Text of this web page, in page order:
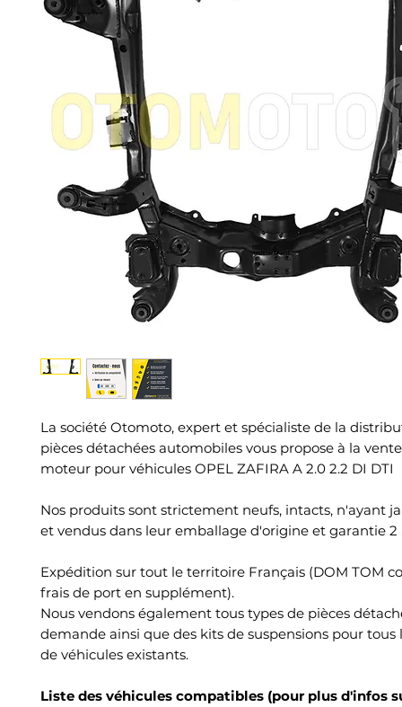
La société Otomoto, expert et spécialiste de la
pièces détachées automobiles vous propose à la
moteur pour véhicules OPEL ZAFIRA A 2.0 2.2 DI DTI
Nos produits sont strictement neufs, intacts, n'ayant
et vendus dans leur emballage d'origine et garantie 2
Expédition sur tout le territoire Français (DOM TOM
frais de port en supplément).
Nous vendons également tous types de pièces
demande ainsi que des kits de suspensions pour tous
de véhicules existants.
Liste des véhicules compatibles (pour plus d'infos